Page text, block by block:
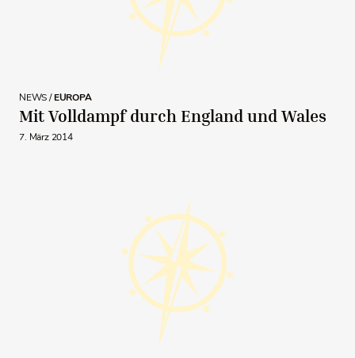
NEWS /EUROPA
Mit Volldampf durch England und Wales
7. März 2014